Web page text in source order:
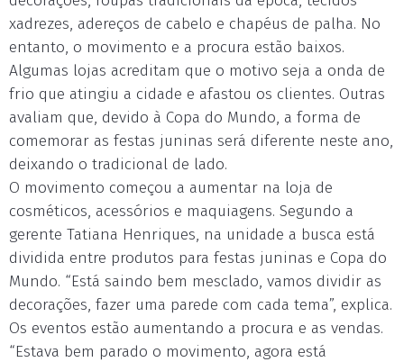
xadrezes, adereços de cabelo e chapéus de palha. No
entanto, o movimento e a procura estão baixos.
Algumas lojas acreditam que o motivo seja a onda de
frio que atingiu a cidade e afastou os clientes. Outras
avaliam que, devido à Copa do Mundo, a forma de
comemorar as festas juninas será diferente neste ano,
deixando o tradicional de lado.
O movimento começou a aumentar na loja de
cosméticos, acessórios e maquiagens. Segundo a
gerente Tatiana Henriques, na unidade a busca está
dividida entre produtos para festas juninas e Copa do
Mundo. “Está saindo bem mesclado, vamos dividir as
decorações, fazer uma parede com cada tema”, explica.
Os eventos estão aumentando a procura e as vendas.
“Estava bem parado o movimento, agora está